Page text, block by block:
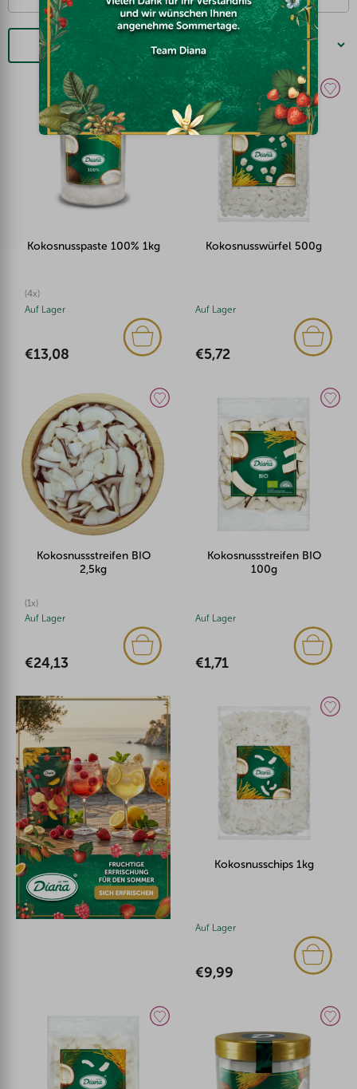
Kokosnusspaste 100% 1kg
(4x)
Auf Lager
€13,08
Kokosnusswürfel 500g
Auf Lager
€5,72
Kokosnussstreifen BIO
2,5kg
(1x)
Auf Lager
€24,13
Kokosnussstreifen BIO
100g
Auf Lager
€1,71
Kokosnusschips 1kg
Auf Lager
€9,99